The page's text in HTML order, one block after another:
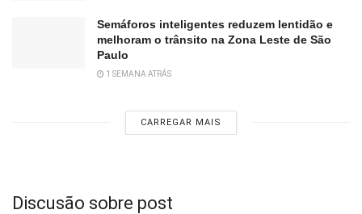
Semáforos inteligentes reduzem lentidão e
melhoram o trânsito na Zona Leste de São
Paulo
1 SEMANA ATRÁS
CARREGAR MAIS
Discusão sobre post